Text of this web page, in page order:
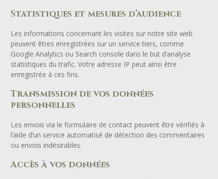
Statistiques et mesures d’audience
Les informations concernant les visites sur notre site web
peuvent êtres enregistrées sur un service tiers, comme
Google Analytics ou Search console dans le but d’analyse
statistiques du trafic. Votre adresse IP peut ainsi être
enregistrée à ces fins.
Transmission de vos données
personnelles
Les envois via le formulaire de contact peuvent être vérifiés à
l’aide d’un service automatisé de détection des commentaires
ou envois indésirables.
Accès à vos données